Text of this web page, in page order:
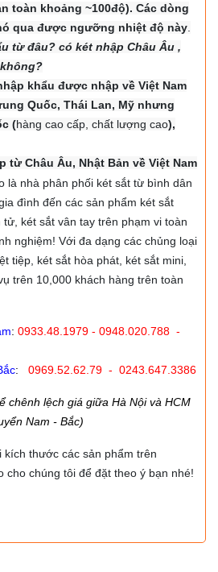
toàn khoảng ~100độ). Các dòng
qua được ngưỡng nhiệt độ này
từ đâu? có két nhập Châu Âu ,
khẩu được nhập về Việt Nam
Quốc, Thái Lan, Mỹ nhưng
(hàng cao cấp, chất lượng cao),
từ Châu Âu, Nhật Bản về Việt Nam
là nhà phân phối két sắt từ bình dân
đình đến các sản phẩm két sắt
két sắt vân tay trên phạm vi toàn
nghiệm! Với đa dạng các chủng loại
tiệp, két sắt hòa phát, két sắt mini,
trên 10,000 khách hàng trên toàn
: 0933.48.1979 - 0948.020.788 -
: 0969.52.62.79 - 0243.647.3386
chênh lệch giá giữa Hà Nội và HCM
Nam - Bắc)
thước các sản phẩm trên
cho chúng tôi để đặt theo ý bạn nhé!